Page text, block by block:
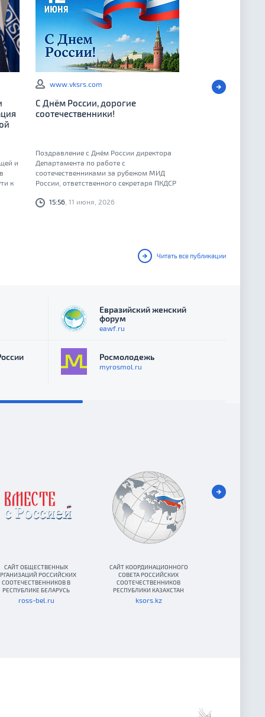
и
к
www.vksrs.com
С Днём России, дорогие
соотечественники!
Поздравление с Днём России директора
Департамента по работе с
соотечественниками за рубежом МИД
России, ответственного секретаря ПКДСР
15:56 , 11 июня, 2026
Читать все публикации
Евразийский женский
форум
eawf.ru
Росмолодежь
myrosmol.ru
САЙТ ОБЩЕСТВЕННЫХ
РОССИЙСКИХ
СООТЕЧЕСТВЕННИКОВ В
РЕСПУБЛИКЕ БЕЛАРУСЬ
ross-bel.ru
САЙТ КООРДИНАЦИОННОГО
СОВЕТА РОССИЙСКИХ
СООТЕЧЕСТВЕННИКОВ
РЕСПУБЛИКИ КАЗАХСТАН
ksors.kz